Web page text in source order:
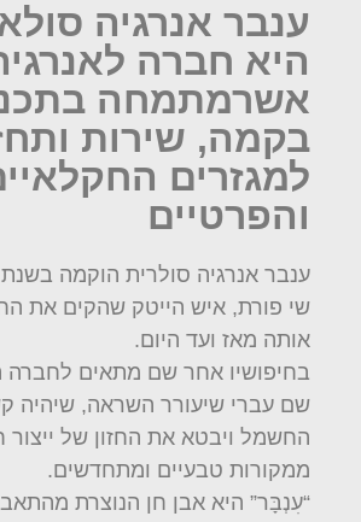
ענבר אנרגיה
היא חברה
אשרמתמחה
בקמה, שירות
למגזרים
והפרטיים
שי פורת, איש הייטק שהקים את
אותה מאז ועד היום.
בחיפושיו אחר שם מתאים
שם עברי שיעורר השראה, שיהיה
החשמל ויבטא את החזון של
ממקורות טבעיים ומתחדשים.
“עִנְבָּר” היא אבן חן הנוצרת